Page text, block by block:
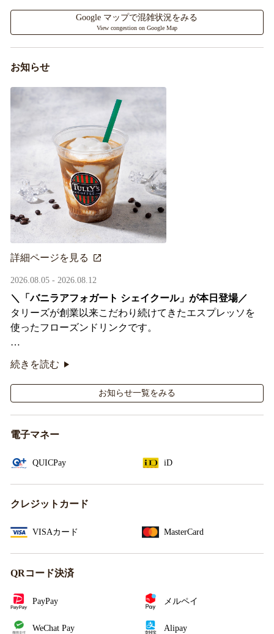
Google マップで混雑状況をみる
View congestion on Google Map
お知らせ
詳細ページを見る
2026.08.05 - 2026.08.12
＼「バニラアフォガート シェイクール」が本日登場／
タリーズが創業以来こだわり続けてきたエスプレッソを
使ったフローズンドリンクです。
オリジナルシールがその場で当たるキャンペーンも実
施！
続きを読む
お知らせ一覧をみる
電子マネー
QUICPay iD
クレジットカード
VISAカード MasterCard
QRコード決済
PayPay メルペイ
WeChat Pay Alipay